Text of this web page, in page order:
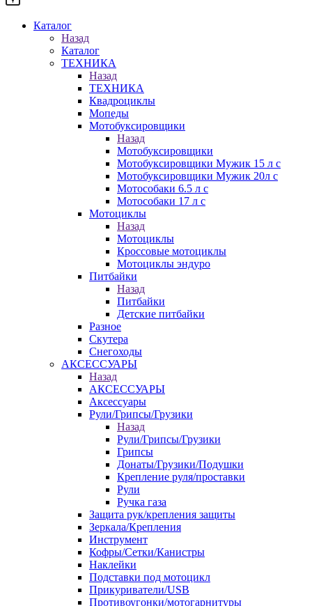
Каталог
Назад
Каталог
ТЕХНИКА
Назад
ТЕХНИКА
Квадроциклы
Мопеды
Мотобуксировщики
Назад
Мотобуксировщики
Мотобуксировщики Мужик 15 л с
Мотобуксировщики Мужик 20л с
Мотособаки 6.5 л с
Мотособаки 17 л с
Мотоциклы
Назад
Мотоциклы
Кроссовые мотоциклы
Мотоциклы эндуро
Питбайки
Назад
Питбайки
Детские питбайки
Разное
Скутера
Снегоходы
АКСЕССУАРЫ
Назад
АКСЕССУАРЫ
Аксессуары
Рули/Грипсы/Грузики
Назад
Рули/Грипсы/Грузики
Грипсы
Донаты/Грузики/Подушки
Крепление руля/проставки
Рули
Ручка газа
Защита рук/крепления защиты
Зеркала/Крепления
Инструмент
Кофры/Сетки/Канистры
Наклейки
Подставки под мотоцикл
Прикуриватели/USB
Противоугонки/мотогарнитуры